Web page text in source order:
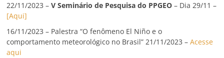
22/11/2023 –V Seminário de Pesquisa do PPGEO – Dia 29/11 –
[Aqui]
16/11/2023 – Palestra “O fenômeno El Niño e o
comportamento meteorológico no Brasil” 21/11/2023 –Acesse
aqui